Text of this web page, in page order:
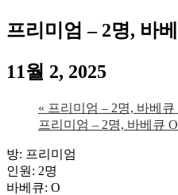
프리미엄 – 2명, 바
11월 2, 2025
« 프리미엄 – 2명, 바베큐
프리미엄 – 2명, 바베큐
방: 프리미엄
인원: 2명
바베큐: O